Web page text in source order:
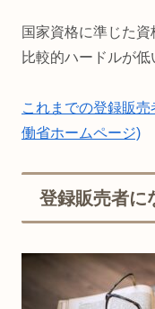
国家資格に準じた
比較的ハードルが低
これまでの登録販
働省ホームページ)
登録販売者に